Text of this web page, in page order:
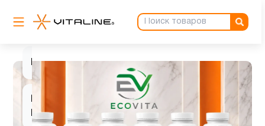
Барберин 1
Биотин 1